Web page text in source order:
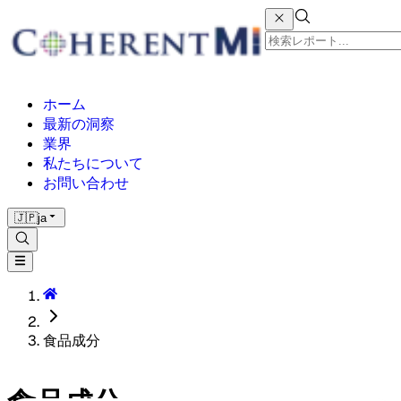
ホーム
最新の洞察
業界
私たちについて
お問い合わせ
🇯🇵ja
食品成分